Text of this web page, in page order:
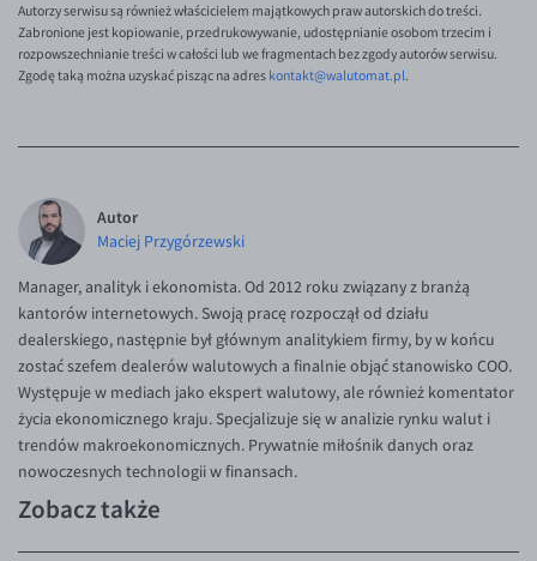
EUR/RON
EUR/SGD
EUR/TRY
USD/CHF
GBP/CHF
Autorzy serwisu są również właścicielem majątkowych praw autorskich do treści.
Zabronione jest kopiowanie, przedrukowywanie, udostępnianie osobom trzecim i
rozpowszechnianie treści w całości lub we fragmentach bez zgody autorów serwisu.
Zgodę taką można uzyskać pisząc na adres kontakt@walutomat.pl.
Autor
Maciej Przygórzewski
Manager, analityk i ekonomista. Od 2012 roku związany z branżą
kantorów internetowych. Swoją pracę rozpoczął od działu
dealerskiego, następnie był głównym analitykiem firmy, by w końcu
zostać szefem dealerów walutowych a finalnie objąć stanowisko COO.
Występuje w mediach jako ekspert walutowy, ale również komentator
życia ekonomicznego kraju. Specjalizuje się w analizie rynku walut i
trendów makroekonomicznych. Prywatnie miłośnik danych oraz
nowoczesnych technologii w finansach.
Zobacz także